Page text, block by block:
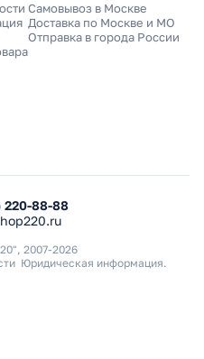
Самовывоз в Москве
Доставка по Москве и МО
Отправка в города России
220-88-88
2007-2026
Юридическая информация.